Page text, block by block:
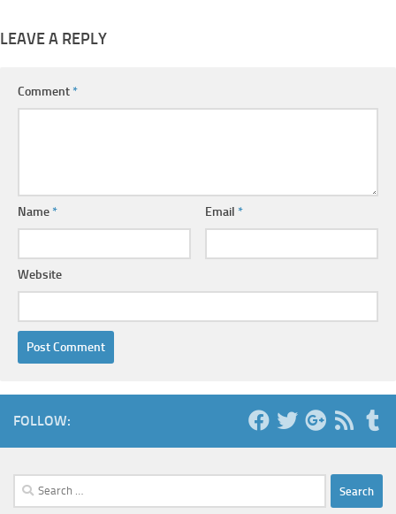
LEAVE A REPLY
Comment*
Name* Email*
Website
FOLLOW:
Search
for: